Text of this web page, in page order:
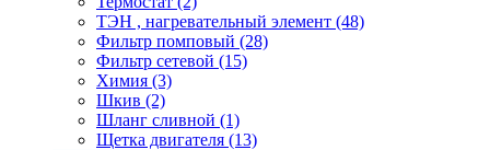
ТЭН , нагревательный элемент (48)
Фильтр помповый (28)
Фильтр сетевой (15)
Химия (3)
Шкив (2)
Шланг сливной (1)
Щетка двигателя (13)